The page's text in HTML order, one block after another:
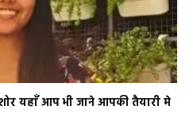
यहाँ आप भी जाने आपकी तैयारी मे